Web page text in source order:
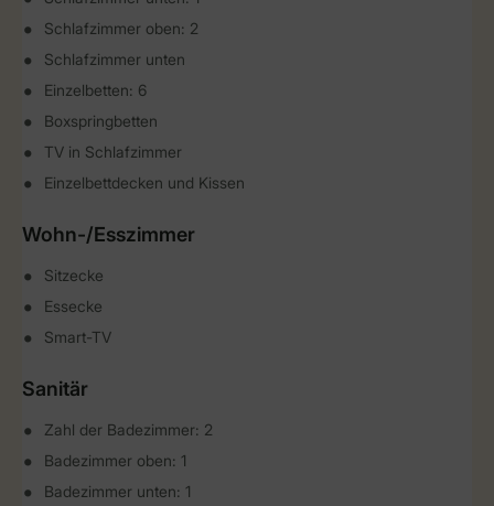
Schlafzimmer oben: 2
Schlafzimmer unten
Einzelbetten: 6
Boxspringbetten
TV in Schlafzimmer
Einzelbettdecken und Kissen
Wohn-/Esszimmer
Sitzecke
Essecke
Smart-TV
Sanitär
Zahl der Badezimmer: 2
Badezimmer oben: 1
Badezimmer unten: 1